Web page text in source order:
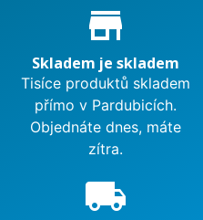
Proč nakupovat u
store_mall_directory
Skladem je skladem
Tisíce produktů skladem
přímo v Pardubicích.
Objednáte dnes, máte
zítra.
local_shipping